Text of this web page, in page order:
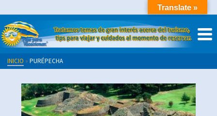
INICIO » PURÉPECHA
Translate »